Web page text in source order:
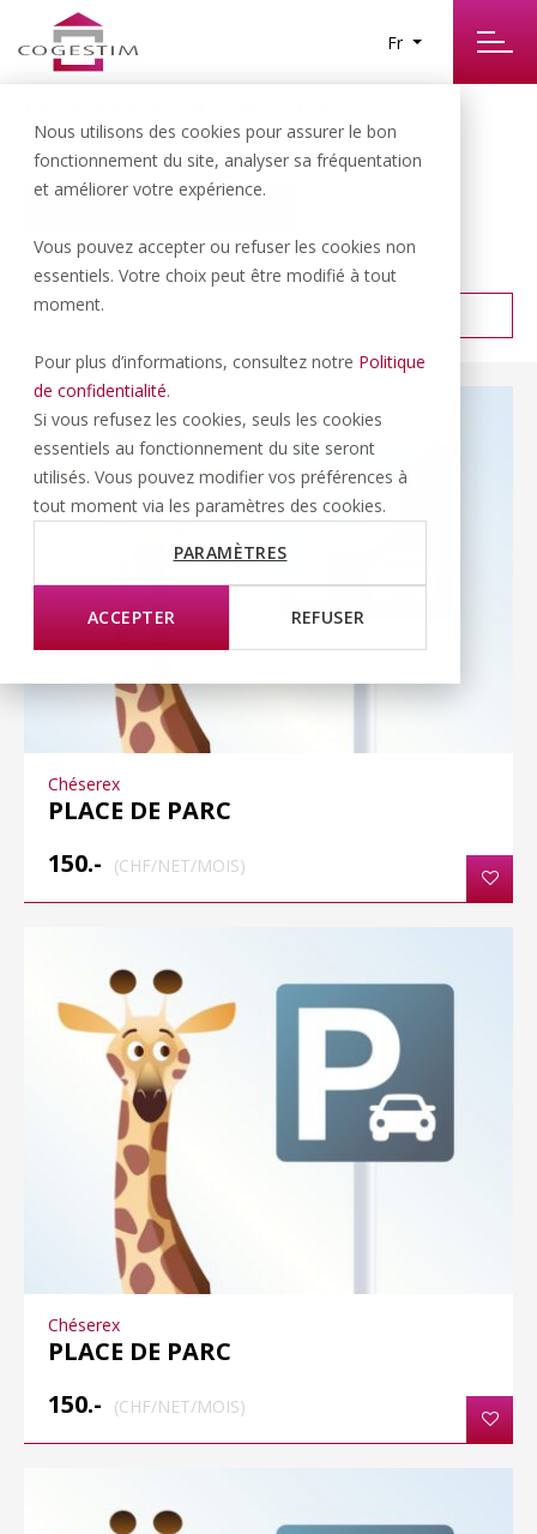
Nous utilisons des cookies pour assurer le bon
fonctionnement du site, analyser sa fréquentation
et améliorer votre expérience.
Vous pouvez accepter ou refuser les cookies non
essentiels. Votre choix peut être modifié à tout
moment.
Pour plus d’informations, consultez notre Politique
de confidentialité.
Si vous refusez les cookies, seuls les cookies
essentiels au fonctionnement du site seront
utilisés. Vous pouvez modifier vos préférences à
tout moment via les paramètres des cookies.
PARAMÈTRES
ACCEPTER REFUSER
Fr
9RÉSULTATS TROUVÉS
CRÉER UNE ALERTE
TRIER PAR : PRIX CROISSANT
Chéserex
PLACE DE PARC
150.-
(CHF/NET/MOIS)
Chéserex
PLACE DE PARC
150.-
(CHF/NET/MOIS)